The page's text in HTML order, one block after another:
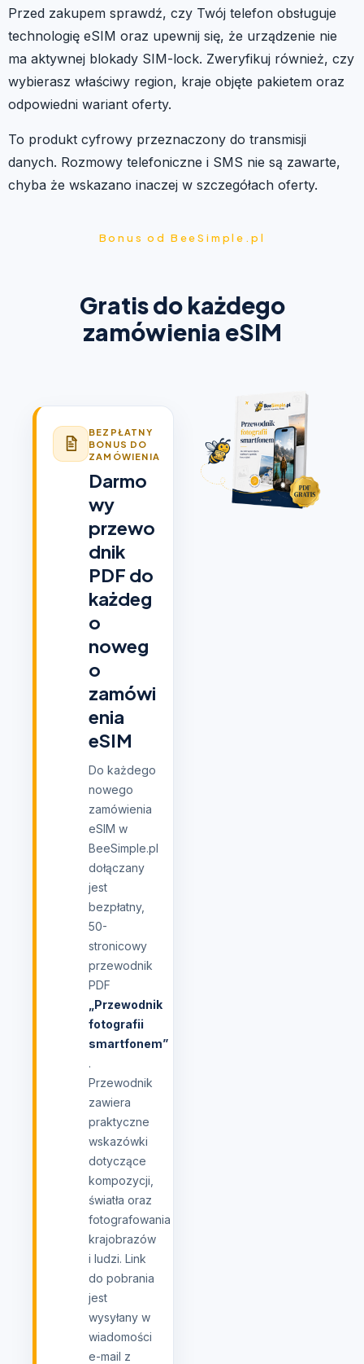
Przed zakupem sprawdź, czy Twój telefon obsługuje
technologię eSIM oraz upewnij się, że urządzenie nie
ma aktywnej blokady SIM-lock. Zweryfikuj również, czy
wybierasz właściwy region, kraje objęte pakietem oraz
odpowiedni wariant oferty.
To produkt cyfrowy przeznaczony do transmisji
danych. Rozmowy telefoniczne i SMS nie są zawarte,
chyba że wskazano inaczej w szczegółach oferty.
Bonus od BeeSimple.pl
Gratis do każdego
zamówienia eSIM
BEZPŁATNY
BONUS DO
ZAMÓWIENIA
Darmo
wy
przewo
dnik
PDF do
każdeg
o
noweg
o
zamówi
enia
eSIM
Do każdego
nowego
zamówienia
eSIM w
BeeSimple.pl
dołączany
jest
bezpłatny,
50-
stronicowy
przewodnik
PDF
„Przewodnik
fotografii
smartfonem”
.
Przewodnik
zawiera
praktyczne
wskazówki
dotyczące
kompozycji,
światła oraz
fotografowania
krajobrazów
i ludzi. Link
do pobrania
jest
wysyłany w
wiadomości
e-mail z